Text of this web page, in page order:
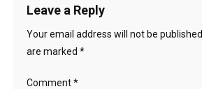
Leave a Reply
Your email address will not be published.
are marked *
Comment*